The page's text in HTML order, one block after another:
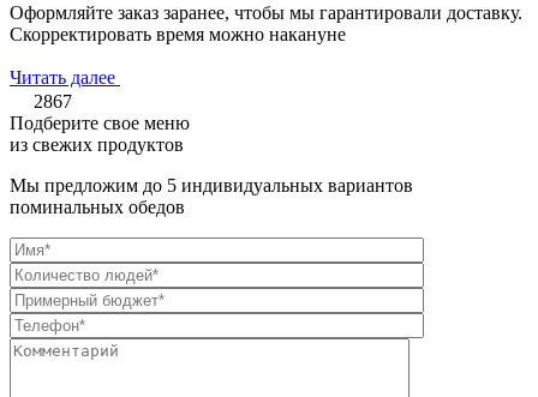
Оформляйте заказ заранее, чтобы мы гарантировали доставку.
Скорректировать время можно накануне
Читать далее
2867
Подберите свое меню
из свежих продуктов
Мы предложим до 5 индивидуальных вариантов
поминальных обедов